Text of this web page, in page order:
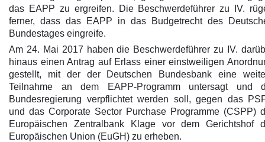
das EAPP zu ergreifen. Die Beschwerdeführer zu IV.
ferner, dass das EAPP in das Budgetrecht des
Bundestages eingreife.
Am 24. Mai 2017 haben die Beschwerdeführer zu IV.
hinaus einen Antrag auf Erlass einer einstweiligen
gestellt, mit der der Deutschen Bundesbank eine
Teilnahme an dem EAPP-Programm untersagt und
Bundesregierung verpflichtet werden soll, gegen das
und das Corporate Sector Purchase Programme (CSPP)
Europäischen Zentralbank Klage vor dem Gerichtshof
Europäischen Union (EuGH) zu erheben.